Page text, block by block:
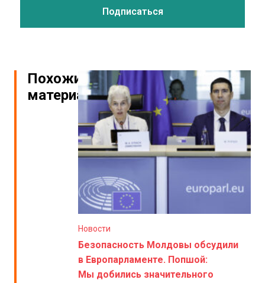
Похожие
материалы
Новости
Безопасность Молдовы обсудили
в Европарламенте. Попшой:
Мы добились значительного